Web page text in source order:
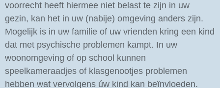
voorrecht heeft hiermee niet belast te zijn in uw
gezin, kan het in uw (nabije) omgeving anders zijn.
Mogelijk is in uw familie of uw vrienden kring een kind
dat met psychische problemen kampt. In uw
woonomgeving of op school kunnen
speelkameraadjes of klasgenootjes problemen
hebben wat vervolgens úw kind kan beïnvloeden.